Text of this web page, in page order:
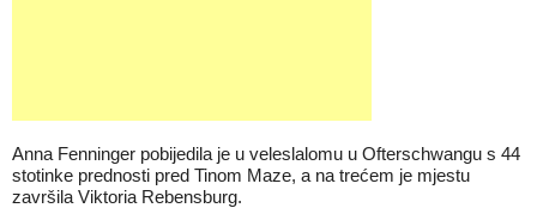
Anna Fenninger pobijedila je u veleslalomu u Ofterschwangu s 44
stotinke prednosti pred Tinom Maze, a na trećem je mjestu
završila Viktoria Rebensburg.